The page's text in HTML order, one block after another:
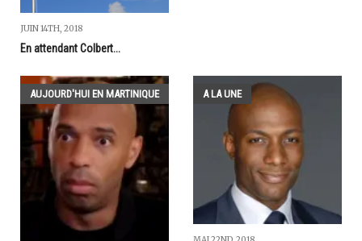
JUIN 14TH, 2018
En attendant Colbert...
AUJOURD'HUI EN MARTINIQUE A LA UNE